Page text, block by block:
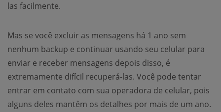
las facilmente.
Mas se você excluir as mensagens há 1 ano sem
nenhum backup e continuar usando seu celular para
enviar e receber mensagens depois disso, é
extremamente difícil recuperá-las. Você pode tentar
entrar em contato com sua operadora de celular, pois
alguns deles mantêm os detalhes por mais de um ano.